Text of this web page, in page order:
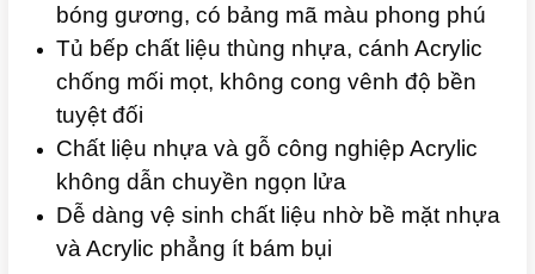
bóng gương, có bảng mã màu phong phú
Tủ bếp chất liệu thùng nhựa, cánh Acrylic
chống mối mọt, không cong vênh độ bền
tuyệt đối
Chất liệu nhựa và gỗ công nghiệp Acrylic
không dẫn chuyền ngọn lửa
Dễ dàng vệ sinh chất liệu nhờ bề mặt nhựa
và Acrylic phẳng ít bám bụi